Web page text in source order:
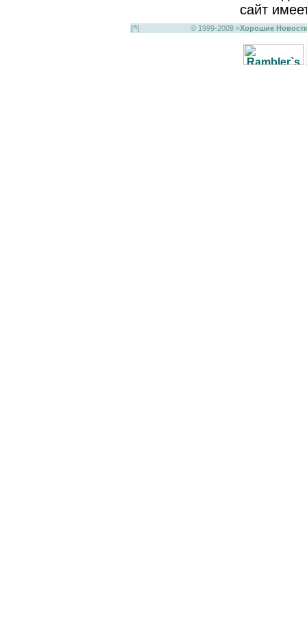
сайт
[^] © 1999-2009 «Хорошие